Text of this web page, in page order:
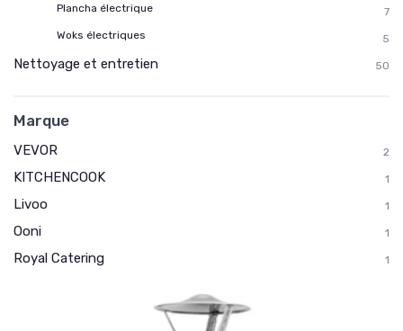
Plancha électrique
7
Woks électriques
5
Nettoyage et entretien 50
Marque
VEVOR 2
KITCHENCOOK 1
Livoo 1
Ooni 1
Royal Catering 1